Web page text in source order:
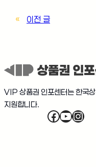
«
이전 글
VIP 상품권 인포센터는 한국
지원합니다.